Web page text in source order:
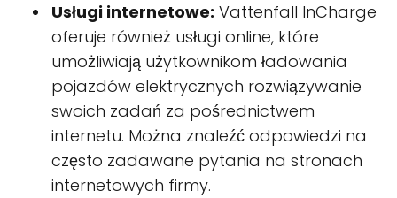
Usługi internetowe: Vattenfall InCharge
oferuje również usługi online, które
umożliwiają użytkownikom ładowania
pojazdów elektrycznych rozwiązywanie
swoich zadań za pośrednictwem
internetu. Można znaleźć odpowiedzi na
często zadawane pytania na stronach
internetowych firmy.